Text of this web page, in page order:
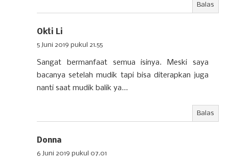
Balas
Okti Li
5 Juni 2019 pukul 21.55
Sangat bermanfaat semua isinya. Meski saya
bacanya setelah mudik tapi bisa diterapkan juga
nanti saat mudik balik ya...
Balas
Donna
6 Juni 2019 pukul 07.01